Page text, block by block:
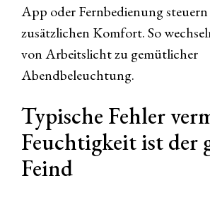
App oder Fernbedienung steuern
zusätzlichen Komfort. So
von Arbeitslicht zu gemütlicher
Abendbeleuchtung.
Typische Fehler
Feuchtigkeit ist der
Feind